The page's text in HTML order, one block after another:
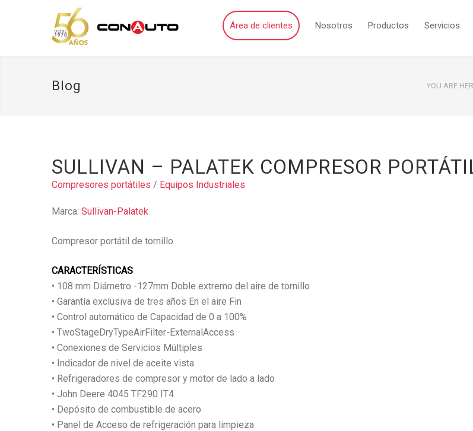
Área de clientes Nosotros Productos Servicios
Blog YOU ARE
SULLIVAN – PALATEK COMPRESOR
Compresores portátiles / Equipos Industriales
Marca: Sullivan-Palatek
Compresor portátil de tornillo.
CARACTERÍSTICAS
• 108 mm Diámetro -127mm Doble extremo del aire de tornillo
• Garantía exclusiva de tres años En el aire Fin
• Control automático de Capacidad de 0 a 100%
• TwoStageDryTypeAirFilter-ExternalAccess
• Conexiones de Servicios Múltiples
• Indicador de nivel de aceite vista
• Refrigeradores de compresor y motor de lado a lado
• John Deere 4045 TF290 IT4
• Depósito de combustible de acero
• Panel de Acceso de refrigeración para limpieza